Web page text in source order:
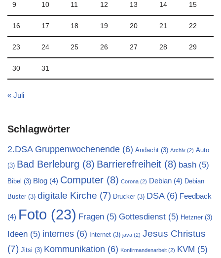
9 10 11 12 13 14 15
16 17 18 19 20 21 22
23 24 25 26 27 28 29
30 31
« Juli
Schlagwörter
2.DSA Gruppenwochenende (6) Andacht (3) Archiv (2) Auto
(3) Bad Berleburg (8) Barrierefreiheit (8) bash (5)
Bibel (3) Blog (4) Computer (8) Corona (2) Debian (4) Debian
Buster (3) digitale Kirche (7) Drucker (3) DSA(6) Feedback
(4) Foto (23) Fragen (5) Gottesdienst (5) Hetzner (3)
Ideen (5) internes (6) Internet (3) java (2) Jesus Christus
(7) Jitsi (3) Kommunikation (6) Konfirmandenarbeit (2) KVM (5)